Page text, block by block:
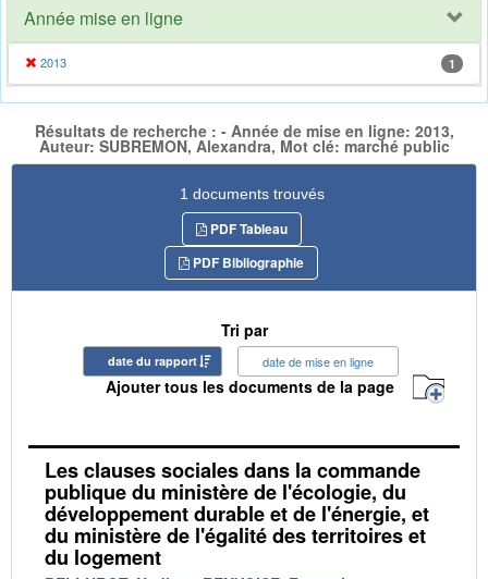
Année mise en ligne
2013 1
Résultats de recherche : - Année de mise en ligne: 2013,
Auteur: SUBREMON, Alexandra, Mot clé: marché public
1 documents trouvés
PDF Tableau
PDF Bibliographie
Tri par
date du rapport date de mise en ligne
Ajouter tous les documents de la page
Les clauses sociales dans la commande
publique du ministère de l'écologie, du
développement durable et de l'énergie, et
du ministère de l'égalité des territoires et
du logement